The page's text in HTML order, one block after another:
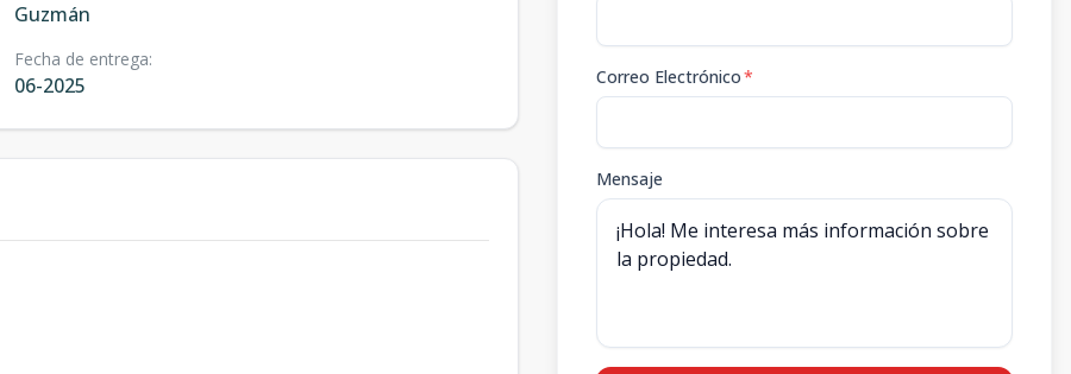
Guzmán
Fecha de entrega:
06-2025 Correo Electrónico*
Mensaje